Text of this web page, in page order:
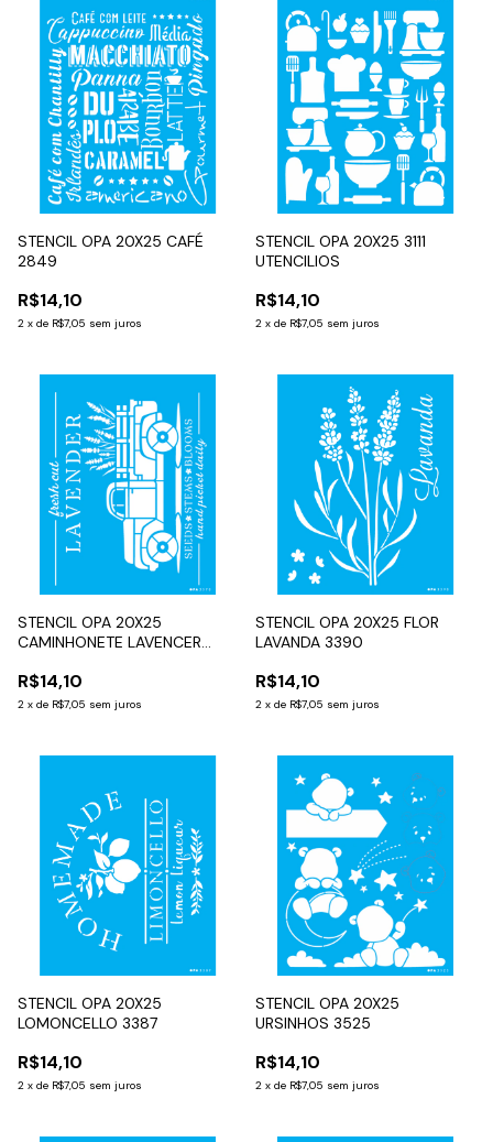
STENCIL OPA 20X25 CAFÉ
2849
R$14,10
2 x de R$7,05 sem juros
STENCIL OPA 20X25 3111
UTENCILIOS
R$14,10
2 x de R$7,05 sem juros
STENCIL OPA 20X25
CAMINHONETE LAVENCER
R$14,10
2 x de R$7,05 sem juros
STENCIL OPA 20X25 FLOR
LAVANDA 3390
R$14,10
2 x de R$7,05 sem juros
STENCIL OPA 20X25
LOMONCELLO 3387
R$14,10
2 x de R$7,05 sem juros
STENCIL OPA 20X25
URSINHOS 3525
R$14,10
2 x de R$7,05 sem juros